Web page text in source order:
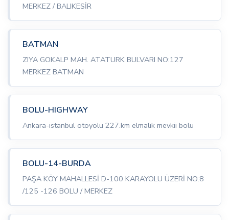
MERKEZ / BALIKESİR
BATMAN
ZIYA GOKALP MAH. ATATURK BULVARI NO:127
MERKEZ BATMAN
BOLU-HIGHWAY
Ankara-istanbul otoyolu 227.km elmalık mevkii bolu
BOLU-14-BURDA
PAŞA KÖY MAHALLESİ D-100 KARAYOLU ÜZERİ NO:8
/125 -126 BOLU / MERKEZ